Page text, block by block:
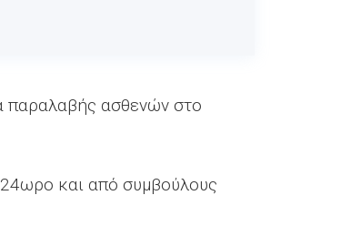
παραλαβής ασθενών στο
24ωρο και από συμβούλους